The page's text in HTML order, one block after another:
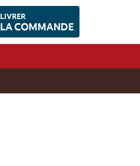
LIVRER
LA COMMANDE